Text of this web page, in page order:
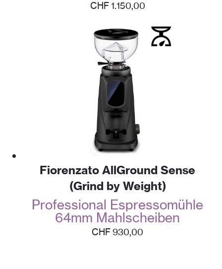
CHF 1.150,00
Fiorenzato AllGround Sense
(Grind by Weight)
Professional Espressomühle
64mm Mahlscheiben
CHF 930,00